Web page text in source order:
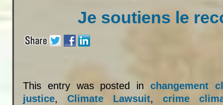
Je soutiens le
This entry was posted in changement
justice,Climate Lawsuit,crime